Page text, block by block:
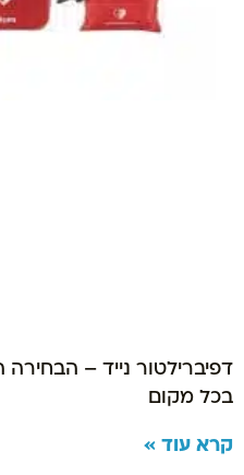
דפיברילטור נייד –
בכל מקום
קרא עוד »